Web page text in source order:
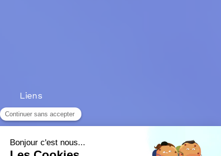
Liens
Accueil
Les patients